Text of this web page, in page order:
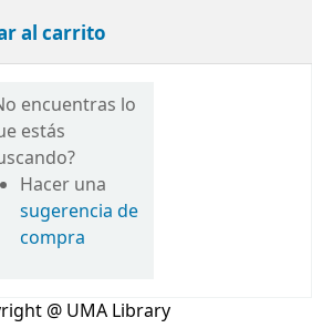
al carrito
encuentras lo
estás
Hacer una
sugerencia de
compra
@ UMA Library